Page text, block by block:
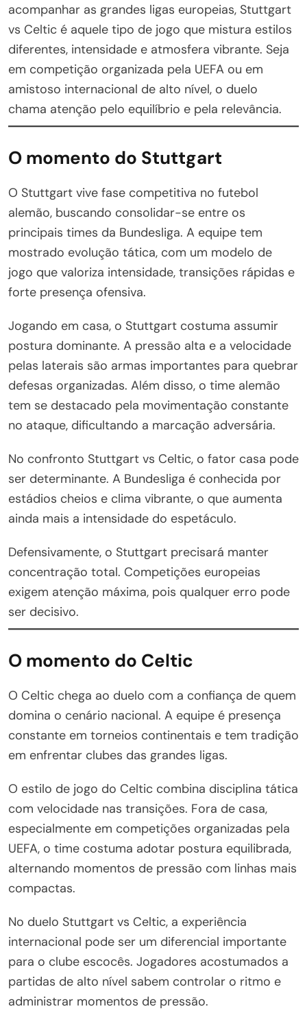
acompanhar as grandes ligas europeias, Stuttgart
vs Celtic é aquele tipo de jogo que mistura estilos
diferentes, intensidade e atmosfera vibrante. Seja
em competição organizada pela UEFA ou em
amistoso internacional de alto nível, o duelo
chama atenção pelo equilíbrio e pela relevância.
O momento do Stuttgart
O Stuttgart vive fase competitiva no futebol
alemão, buscando consolidar-se entre os
principais times da Bundesliga. A equipe tem
mostrado evolução tática, com um modelo de
jogo que valoriza intensidade, transições rápidas e
forte presença ofensiva.
Jogando em casa, o Stuttgart costuma assumir
postura dominante. A pressão alta e a velocidade
pelas laterais são armas importantes para quebrar
defesas organizadas. Além disso, o time alemão
tem se destacado pela movimentação constante
no ataque, dificultando a marcação adversária.
No confronto Stuttgart vs Celtic, o fator casa pode
ser determinante. A Bundesliga é conhecida por
estádios cheios e clima vibrante, o que aumenta
ainda mais a intensidade do espetáculo.
Defensivamente, o Stuttgart precisará manter
concentração total. Competições europeias
exigem atenção máxima, pois qualquer erro pode
ser decisivo.
O momento do Celtic
O Celtic chega ao duelo com a confiança de quem
domina o cenário nacional. A equipe é presença
constante em torneios continentais e tem tradição
em enfrentar clubes das grandes ligas.
O estilo de jogo do Celtic combina disciplina tática
com velocidade nas transições. Fora de casa,
especialmente em competições organizadas pela
UEFA, o time costuma adotar postura equilibrada,
alternando momentos de pressão com linhas mais
compactas.
No duelo Stuttgart vs Celtic, a experiência
internacional pode ser um diferencial importante
para o clube escocês. Jogadores acostumados a
partidas de alto nível sabem controlar o ritmo e
administrar momentos de pressão.